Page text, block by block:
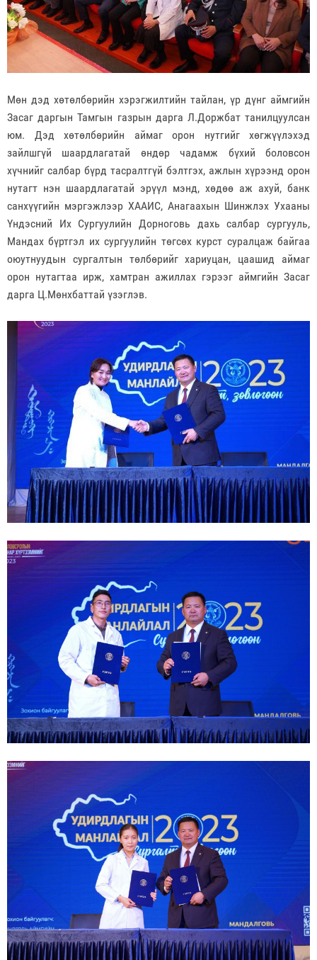
Мөн дэд хөтөлбөрийн хэрэгжилтийн тайлан, үр дүнг аймгийн
Засаг даргын Тамгын газрын дарга Л.Доржбат танилцуулсан
юм. Дэд хөтөлбөрийн аймаг орон нутгийг хөгжүүлэхэд
зайлшгүй шаардлагатай өндөр чадамж бүхий боловсон
хүчнийг салбар бүрд тасралтгүй бэлтгэх, ажлын хүрээнд орон
нутагт нэн шаардлагатай эрүүл мэнд, хөдөө аж ахуй, банк
санхүүгийн мэргэжлээр ХААИС, Анагаахын Шинжлэх Ухааны
Үндэсний Их Сургуулийн Дорноговь дахь салбар сургууль,
Мандах бүртгэл их сургуулийн төгсөх курст суралцаж байгаа
оюутнуудын сургалтын төлбөрийг хариуцан, цаашид аймаг
орон нутагтаа ирж, хамтран ажиллах гэрээг аймгийн Засаг
дарга Ц.Мөнхбаттай үзэглэв.